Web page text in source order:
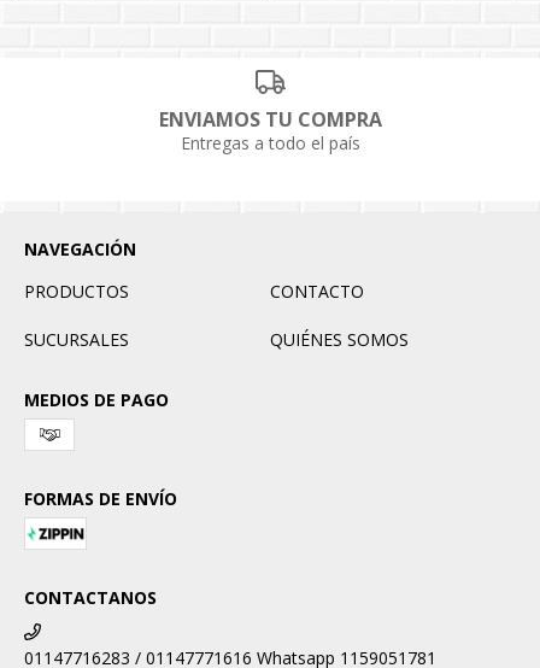
ENVIAMOS TU COMPRA
Entregas a todo el país
NAVEGACIÓN
PRODUCTOS
CONTACTO
SUCURSALES QUIÉNES SOMOS
MEDIOS DE PAGO
FORMAS DE ENVÍO
CONTACTANOS
01147716283 / 01147771616 Whatsapp 1159051781